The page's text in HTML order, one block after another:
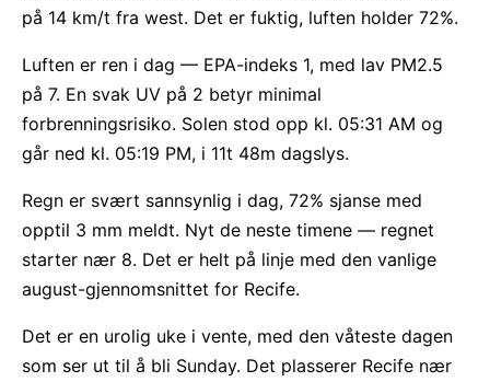
på 14 km/t fra west. Det er fuktig, luften holder 72%.
Luften er ren i dag — EPA-indeks 1, med lav PM2.5
på 7. En svak UV på 2 betyr minimal
forbrenningsrisiko. Solen stod opp kl. 05:31 AM og
går ned kl. 05:19 PM, i 11t 48m dagslys.
Regn er svært sannsynlig i dag, 72% sjanse med
opptil 3 mm meldt. Nyt de neste timene — regnet
starter nær 8. Det er helt på linje med den vanlige
august-gjennomsnittet for Recife.
Det er en urolig uke i vente, med den våteste dagen
som ser ut til å bli Sunday. Det plasserer Recife nær